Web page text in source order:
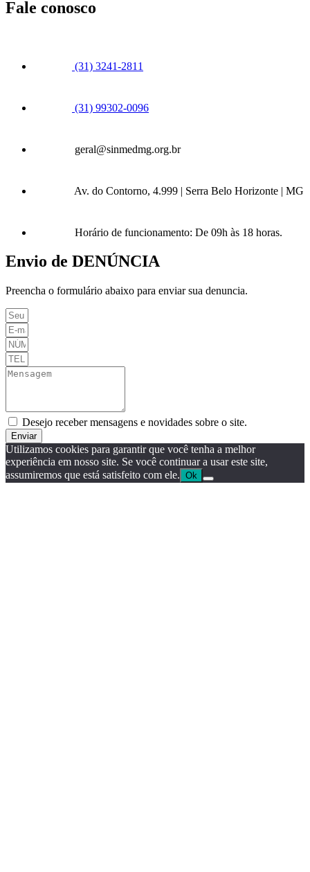
Fale conosco
(31) 3241-2811
(31) 99302-0096
geral@sinmedmg.org.br
Av. do Contorno, 4.999 | Serra Belo Horizonte | MG
Horário de funcionamento: De 09h às 18 horas.
Envio de DENÚNCIA
Preencha o formulário abaixo para enviar sua denuncia.
Desejo receber mensagens e novidades sobre o site.
Enviar
Utilizamos cookies para garantir que você tenha a melhor
experiência em nosso site. Se você continuar a usar este site,
assumiremos que está satisfeito com ele. Ok